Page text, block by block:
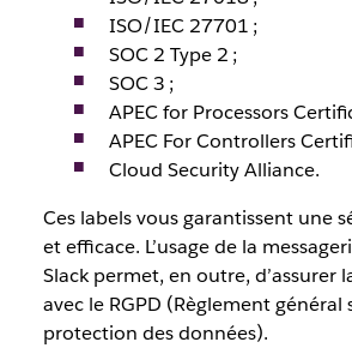
ISO/IEC 27701 ;
SOC 2 Type 2 ;
SOC 3 ;
APEC for Processors
APEC For Controllers
Cloud Security Alliance.
Ces labels vous garantissent une
et efficace. L’usage de la
Slack permet, en outre, d’assurer
avec le RGPD (Règlement général
protection des données).